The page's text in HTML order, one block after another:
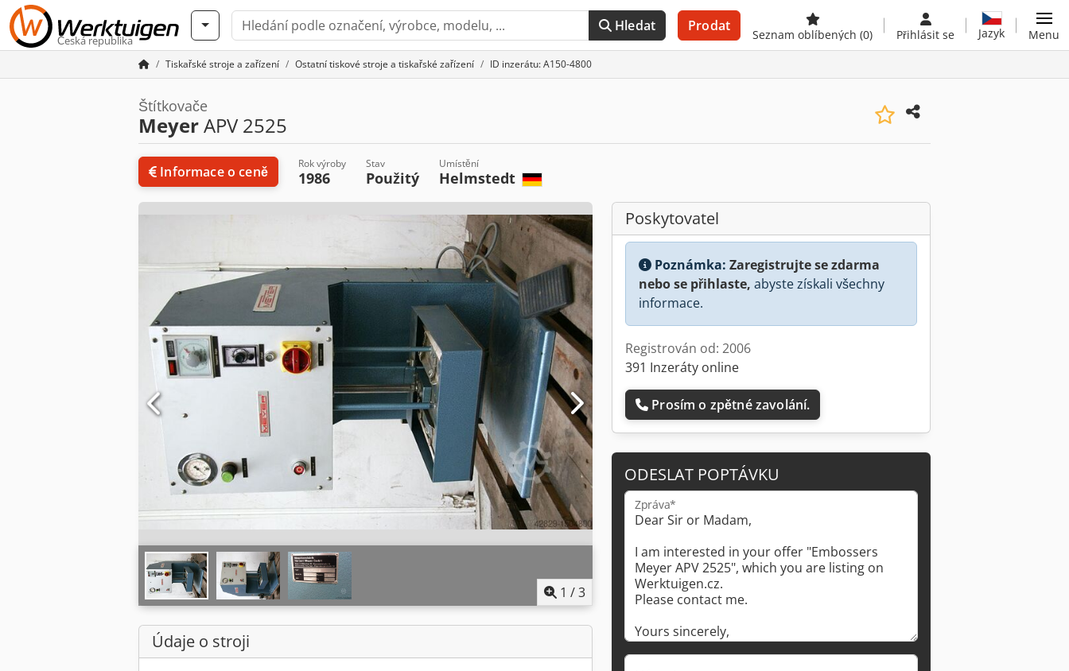
Česká republika
Hledat Prodat
Seznam oblíbených (0) Přihlásit se Jazyk Menu
Tiskařské stroje a zařízení Ostatní tiskové stroje a tiskařské zařízení ID inzerátu: A150-4800
Štítkovače
MeyerAPV 2525
Informace o ceně Rok výroby
1986
Stav
Použitý
Umístění
Helmstedt
1 /3
Údaje o stroji
Poskytovatel
Poznámka: Zaregistrujte se zdarma
nebo se přihlaste, abyste získali všechny
informace.
Registrován od: 2006
391 Inzeráty online
Prosím o zpětné zavolání.
ODESLAT POPTÁVKU
Zpráva*